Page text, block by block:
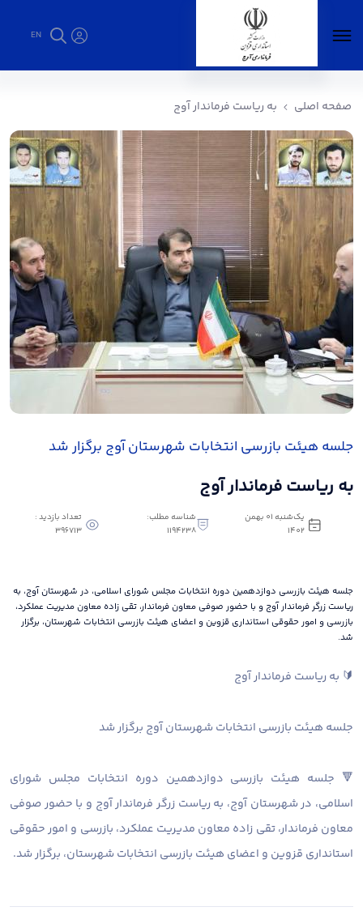
EN
صفحه اصلی به ریاست فرماندار آوج
جلسه هیئت بازرسی انتخابات شهرستان آوج برگزار شد
به ریاست فرماندار آوج
یک‌شنبه 01 بهمن
1402
شناسه مطلب:
1194238
تعداد بازدید :
396713
جلسه هیئت بازرسی دوازدهمین دوره انتخابات مجلس شورای اسلامی، در شهرستان آوج، به
ریاست زرگر فرماندار آوج و با حضور صوفی معاون فرماندار، تقی زاده معاون مدیریت عملکرد،
بازرسی و امور حقوقی استانداری قزوین و اعضای هیئت بازرسی انتخابات شهرستان، برگزار
شد.
🔰 به ریاست فرماندار آوج
جلسه هیئت بازرسی انتخابات شهرستان آوج برگزار شد
🔻 جلسه هیئت بازرسی دوازدهمین دوره انتخابات مجلس شورای
اسلامی، در شهرستان آوج، به ریاست زرگر فرماندار آوج و با حضور صوفی
معاون فرماندار، تقی زاده معاون مدیریت عملکرد، بازرسی و امور حقوقی
استانداری قزوین و اعضای هیئت بازرسی انتخابات شهرستان، برگزار شد.